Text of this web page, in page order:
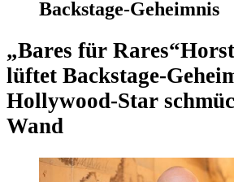
Backstage-Geheimnis
„Bares für Rares“
lüftet Backstage-
Hollywood-Star
Wand